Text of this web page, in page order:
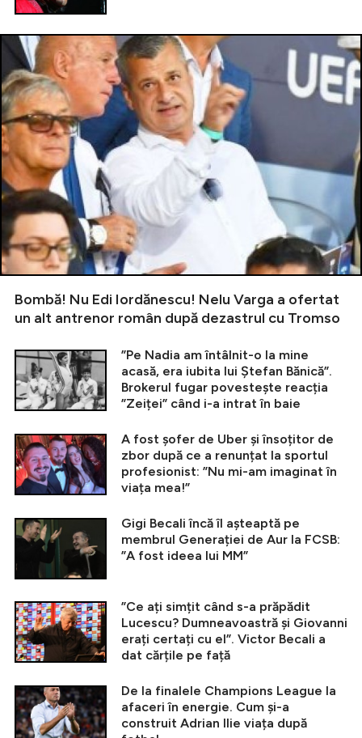
Bombă! Nu Edi Iordănescu! Nelu Varga a ofertat
un alt antrenor român după dezastrul cu Tromso
”Pe Nadia am întâlnit-o la mine
acasă, era iubita lui Ștefan Bănică”.
Brokerul fugar povestește reacția
”Zeiței” când i-a intrat în baie
A fost șofer de Uber și însoțitor de
zbor după ce a renunțat la sportul
profesionist: ”Nu mi-am imaginat în
viața mea!”
Gigi Becali încă îl așteaptă pe
membrul Generației de Aur la FCSB:
”A fost ideea lui MM”
”Ce ați simțit când s-a prăpădit
Lucescu? Dumneavoastră și Giovanni
erați certați cu el”. Victor Becali a
dat cărțile pe față
De la finalele Champions League la
afaceri în energie. Cum și-a
construit Adrian Ilie viața după